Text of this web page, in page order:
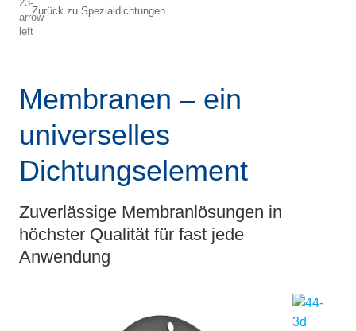
Zurück zu Spezialdichtungen
Membranen – ein
universelles
Dichtungselement
Zuverlässige Membranlösungen in
höchster Qualität für fast jede
Anwendung